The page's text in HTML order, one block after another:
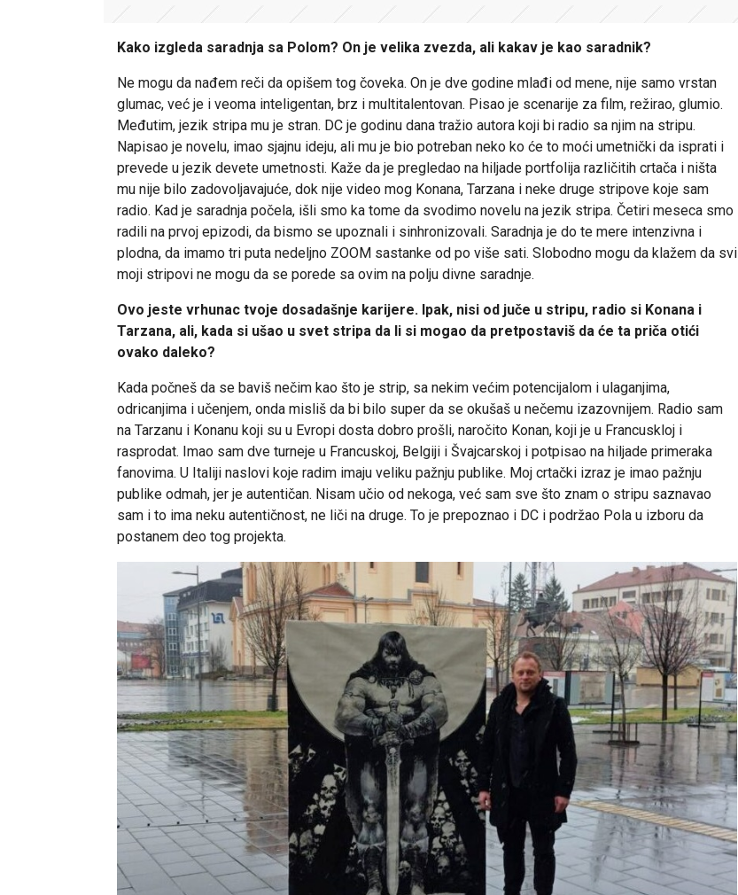
Kako izgleda saradnja sa Polom? On je velika zvezda, ali kakav je kao saradnik?
Ne mogu da nađem reči da opišem tog čoveka. On je dve godine mlađi od mene, nije samo vrstan
glumac, već je i veoma inteligentan, brz i multitalentovan. Pisao je scenarije za film, režirao, glumio.
Međutim, jezik stripa mu je stran. DC je godinu dana tražio autora koji bi radio sa njim na stripu.
Napisao je novelu, imao sjajnu ideju, ali mu je bio potreban neko ko će to moći umetnički da isprati i
prevede u jezik devete umetnosti. Kaže da je pregledao na hiljade portfolija različitih crtača i ništa
mu nije bilo zadovoljavajuće, dok nije video mog Konana, Tarzana i neke druge stripove koje sam
radio. Kad je saradnja počela, išli smo ka tome da svodimo novelu na jezik stripa. Četiri meseca smo
radili na prvoj epizodi, da bismo se upoznali i sinhronizovali. Saradnja je do te mere intenzivna i
plodna, da imamo tri puta nedeljno ZOOM sastanke od po više sati. Slobodno mogu da klažem da svi
moji stripovi ne mogu da se porede sa ovim na polju divne saradnje.
Ovo jeste vrhunac tvoje dosadašnje karijere. Ipak, nisi od juče u stripu, radio si Konana i
Tarzana, ali, kada si ušao u svet stripa da li si mogao da pretpostaviš da će ta priča otići
ovako daleko?
Kada počneš da se baviš nečim kao što je strip, sa nekim većim potencijalom i ulaganjima,
odricanjima i učenjem, onda misliš da bi bilo super da se okušaš u nečemu izazovnijem. Radio sam
na Tarzanu i Konanu koji su u Evropi dosta dobro prošli, naročito Konan, koji je u Francuskloj i
rasprodat. Imao sam dve turneje u Francuskoj, Belgiji i Švajcarskoj i potpisao na hiljade primeraka
fanovima. U Italiji naslovi koje radim imaju veliku pažnju publike. Moj crtački izraz je imao pažnju
publike odmah, jer je autentičan. Nisam učio od nekoga, već sam sve što znam o stripu saznavao
sam i to ima neku autentičnost, ne liči na druge. To je prepoznao i DC i podržao Pola u izboru da
postanem deo tog projekta.